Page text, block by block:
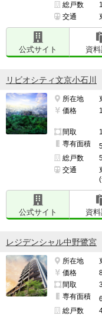
総戸数
交通
公式サイト 資
リビオシティ文京小石川
所在地
価格
間取
専有面積
総戸数
交通
公式サイト 資
レジデンシャル中野鷺宮
所在地
価格
間取
専有面積
総戸数